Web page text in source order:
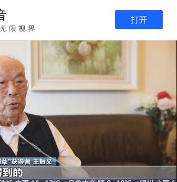
打开